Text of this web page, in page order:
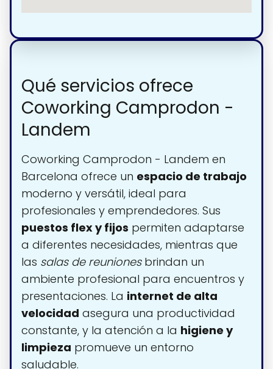
Qué servicios ofrece
Coworking Camprodon -
Landem
Coworking Camprodon - Landem en
Barcelona ofrece un espacio de trabajo
moderno y versátil, ideal para
profesionales y emprendedores. Sus
puestos flex y fijos permiten adaptarse
a diferentes necesidades, mientras que
las salas de reunionesbrindan un
ambiente profesional para encuentros y
presentaciones. La internet de alta
velocidad asegura una productividad
constante, y la atención a la higiene y
limpieza promueve un entorno
saludable.